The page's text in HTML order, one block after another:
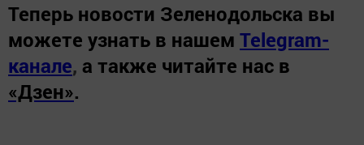
Теперь новости Зеленодольска вы
можете узнать в нашем Telegram-
канале, а также читайте нас в
«Дзен».